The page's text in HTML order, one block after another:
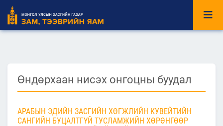
Өндөрхаан нисэх онгоцны буудал
АРАБЫН ЭДИЙН ЗАСГИЙН ХӨГЖЛИЙН КУВЕЙТИЙН
САНГИЙН БУЦАЛТГҮЙ ТУСЛАМЖИЙН ХӨРӨНГӨӨР